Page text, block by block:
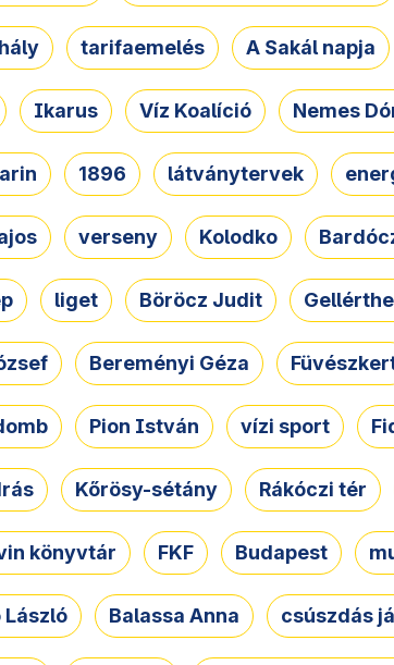
tarifaemelés A Sakál napja
Ikarus Víz Koalíció Nemes
1896 látványtervek
verseny Kolodko
liget Böröcz Judit
Bereményi Géza
Pion István vízi sport
Kőrösy-sétány Rákóczi tér
könyvtár FKF Budapest
László Balassa Anna csúszdás